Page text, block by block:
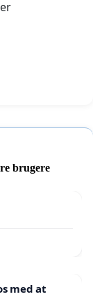
brugere
med at